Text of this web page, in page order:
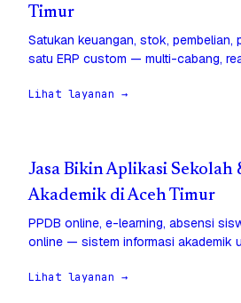
Timur
Satukan keuangan, stok, pembelian,
satu ERP custom — multi-cabang,
Lihat layanan →
Jasa Bikin Aplikasi Sekolah
Akademik di Aceh Timur
PPDB online, e-learning, absensi
online — sistem informasi akademik
Lihat layanan →